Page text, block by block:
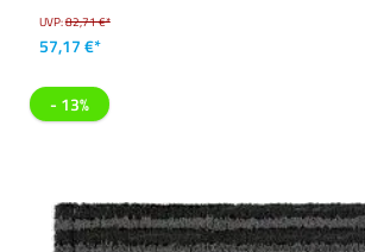
UVP:82,71 €*
57,17 €*
- 13%